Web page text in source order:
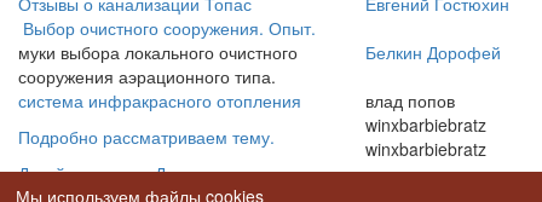
Выбор очистного сооружения. Опыт.
муки выбора локального очистного
сооружения аэрационного типа.
Белкин Дорофей
система инфракрасного отопления
влад попов
Подробно рассматриваем тему.
winxbarbiebratz
winxbarbiebratz
Дизайн колодца. Домик на колодец.
Обустройство колодцев. Домик для
Мы используем файлы cookies